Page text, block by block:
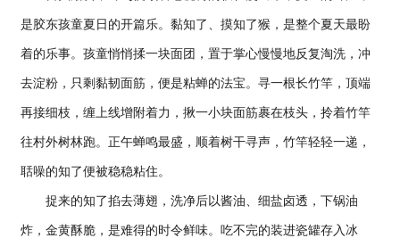
是胶东孩童夏日的开篇乐。黏知了、摸知了猴，是整个夏天最盼
着的乐事。孩童悄悄揉一块面团，置于掌心慢慢地反复淘洗，冲
去淀粉，只剩黏韧面筋，便是粘蝉的法宝。寻一根长竹竿，顶端
再接细枝，缠上线增附着力，揪一小块面筋裹在枝头，拎着竹竿
往村外树林跑。正午蝉鸣最盛，顺着树干寻声，竹竿轻轻一递，
聒噪的知了便被稳稳粘住。
捉来的知了掐去薄翅，洗净后以酱油、细盐卤透，下锅油
炸，金黄酥脆，是难得的时令鲜味。吃不完的装进瓷罐存入冰